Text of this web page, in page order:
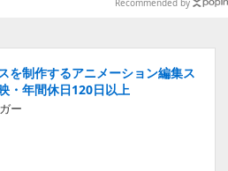
Recommended by
を制作するアニメーション編集ス
・年間休日120日以上
ー